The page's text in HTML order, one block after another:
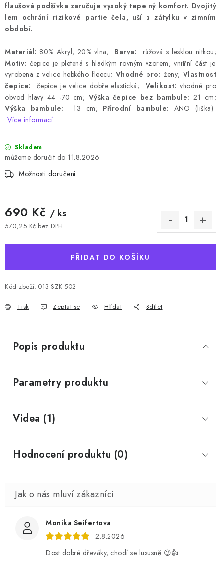
flaušová podšívka zaručuje vysoký tepelný komfort. Dvojitý
lem ochrání rizikové partie čela, uší a zátylku v zimním
období.
Materiál: 80% Akryl, 20% vlna; Barva: růžová s lesklou nitkou;
Motiv: čepice je pletená s hladkým rovným vzorem, vnitřní část je
vyrobena z velice hebkého fleecu; Vhodné pro: ženy; Vlastnost
čepice: čepice je velice dobře elastická; Velikost: vhodné pro
obvod hlavy 44 -70 cm; Výška čepice bez bambule: 21 cm;
Výška bambule:
13 cm; Přírodní bambule: ANO (liška)
Více informací
Skladem
11.8.2026
Možnosti doručení
690 Kč / ks
570,25 Kč bez DPH
PŘIDAT DO KOŠÍKU
Kód zboží: 013-SZK-502
Tisk Zeptat se Hlídat Sdílet
Popis produktu
Parametry produktu
Videa (1)
Hodnocení produktu (0)
Monika Seifertova
2.8.2026
Dost dobré dřeváky, chodí se luxusně 😉👍